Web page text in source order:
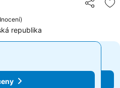
Sdílet
)
republika
ceny